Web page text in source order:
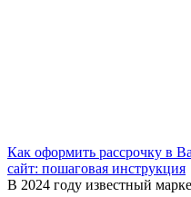
Как оформить рассрочку в
сайт: пошаговая инструкция
В 2024 году известный